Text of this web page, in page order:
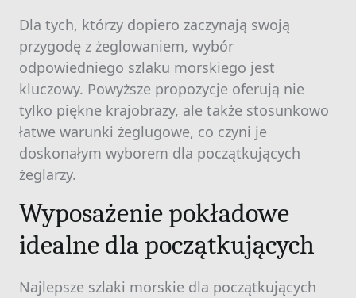
Dla tych, którzy dopiero zaczynają swoją
przygodę z żeglowaniem, wybór
odpowiedniego szlaku morskiego jest
kluczowy. Powyższe propozycje oferują nie
tylko piękne krajobrazy, ale także stosunkowo
łatwe warunki żeglugowe, co czyni je
doskonałym wyborem dla początkujących
żeglarzy.
Wyposażenie pokładowe
idealne dla początkujących
Najlepsze szlaki morskie dla początkujących